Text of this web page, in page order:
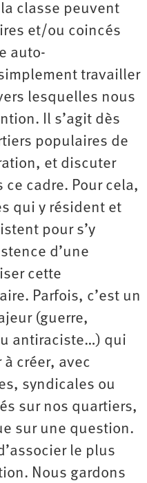
classe peuvent
et/ou coincés
auto-
travailler
lesquelles nous
Il s’agit dès
populaires de
et discuter
cadre. Pour cela,
qui y résident et
pour s’y
d’une
cette
Parfois, c’est un
(guerre,
antiraciste…) qui
créer, avec
syndicales ou
sur nos quartiers,
sur une question.
le plus
Nous gardons